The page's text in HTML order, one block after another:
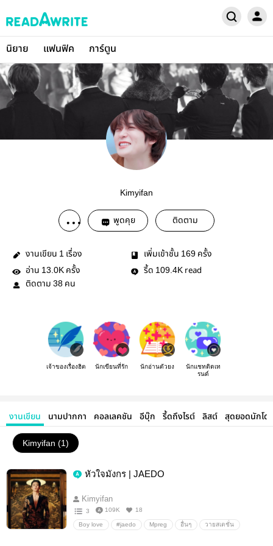
นิยาย แฟนฟิค การ์ตูน
Kimyifan
พูดคุย ติดตาม
งานเขียน 1 เรื่อง เพิ่มเข้าชั้น 169 ครั้ง
อ่าน 13.0K ครั้ง รี้ด 109.4K read
ติดตาม 38 คน
เจ้าของเรื่องฮิต นักเขียนที่รัก นักอ่านตัวยง
นักแชทติดเท
รนด์
งานเขียน นามปากกา คอลเลคชัน อีบุ๊ก รี้ดถึงไรต์ ลิสต์ สุดยอดนักโด
Kimyifan (1)
หัวใจมังกร | JAEDO
Kimyifan
3 109K 18
Boy love #jaedo Mpreg อื่นๆ วายสเตชั่น